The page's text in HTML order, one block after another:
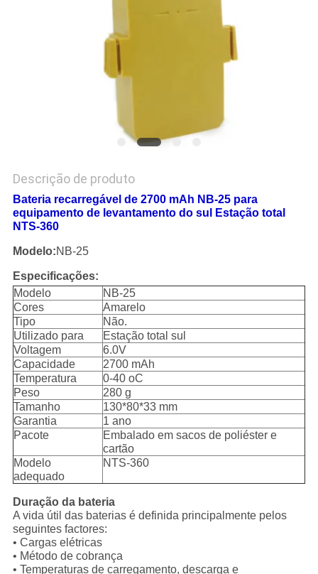
Descrição de produto
Bateria recarregável de 2700 mAh NB-25 para
equipamento de levantamento do sul Estação total
NTS-360
Modelo:NB-25
Especificações:
Modelo
NB-25
Cores
Amarelo
Tipo
Não.
Utilizado para
Estação total sul
Voltagem
6.0V
Capacidade
2700 mAh
Temperatura
0-40 oC
Peso
280 g
Tamanho
130*80*33 mm
Garantia
1 ano
Pacote
Embalado em sacos de poliéster e
cartão
Modelo
adequado
NTS-360
Duração da bateria
A vida útil das baterias é definida principalmente pelos
seguintes factores:
• Cargas elétricas
• Método de cobrança
• Temperaturas de carregamento, descarga e